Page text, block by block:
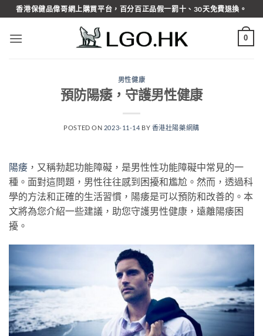
Skip
to
content
香港保健品偉哥網上購買平台，百分百正品假一罰十、30天免費退換。
0
男性健康
預防陽痿，守護男性健康
POSTED ON 2023-11-14 BY 香港壯陽藥網購
陽痿 ，又稱勃起功能障礙，是男性性功能障礙中常見的一
種。面對這問題，男性往往感到困擾和尷尬。然而，透過科
學的方法和正確的生活習慣，陽痿是可以預防和改善的。本
文將為您介紹一些建議，助您守護男性健康，遠離陽痿困
擾。